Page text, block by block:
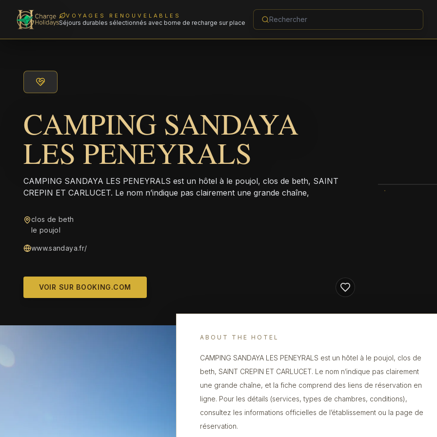
VOYAGES RENOUVELABLES
Séjours durables sélectionnés avec borne de recharge sur place
CAMPING SANDAYA
LES PENEYRALS
CAMPING SANDAYA LES PENEYRALS est un hôtel à le poujol, clos de beth, SAINT
CREPIN ET CARLUCET. Le nom n’indique pas clairement une grande chaîne,
clos de beth
le poujol
www.sandaya.fr/
VOIR SUR BOOKING.COM
ABOUT THE HOTEL
CAMPING SANDAYA LES PENEYRALS est un hôtel à le poujol, clos de
beth, SAINT CREPIN ET CARLUCET. Le nom n’indique pas clairement
une grande chaîne, et la fiche comprend des liens de réservation en
ligne. Pour les détails (services, types de chambres, conditions),
consultez les informations officielles de l’établissement ou la page de
réservation.